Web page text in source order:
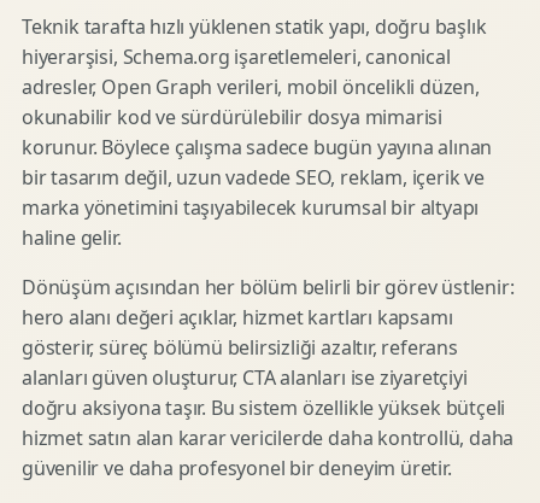
Teknik tarafta hızlı yüklenen statik yapı, doğru başlık
hiyerarşisi, Schema.org işaretlemeleri, canonical
adresler, Open Graph verileri, mobil öncelikli düzen,
okunabilir kod ve sürdürülebilir dosya mimarisi
korunur. Böylece çalışma sadece bugün yayına alınan
bir tasarım değil, uzun vadede SEO, reklam, içerik ve
marka yönetimini taşıyabilecek kurumsal bir altyapı
haline gelir.
Dönüşüm açısından her bölüm belirli bir görev üstlenir:
hero alanı değeri açıklar, hizmet kartları kapsamı
gösterir, süreç bölümü belirsizliği azaltır, referans
alanları güven oluşturur, CTA alanları ise ziyaretçiyi
doğru aksiyona taşır. Bu sistem özellikle yüksek bütçeli
hizmet satın alan karar vericilerde daha kontrollü, daha
güvenilir ve daha profesyonel bir deneyim üretir.